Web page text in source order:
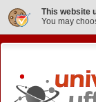
This website
You may